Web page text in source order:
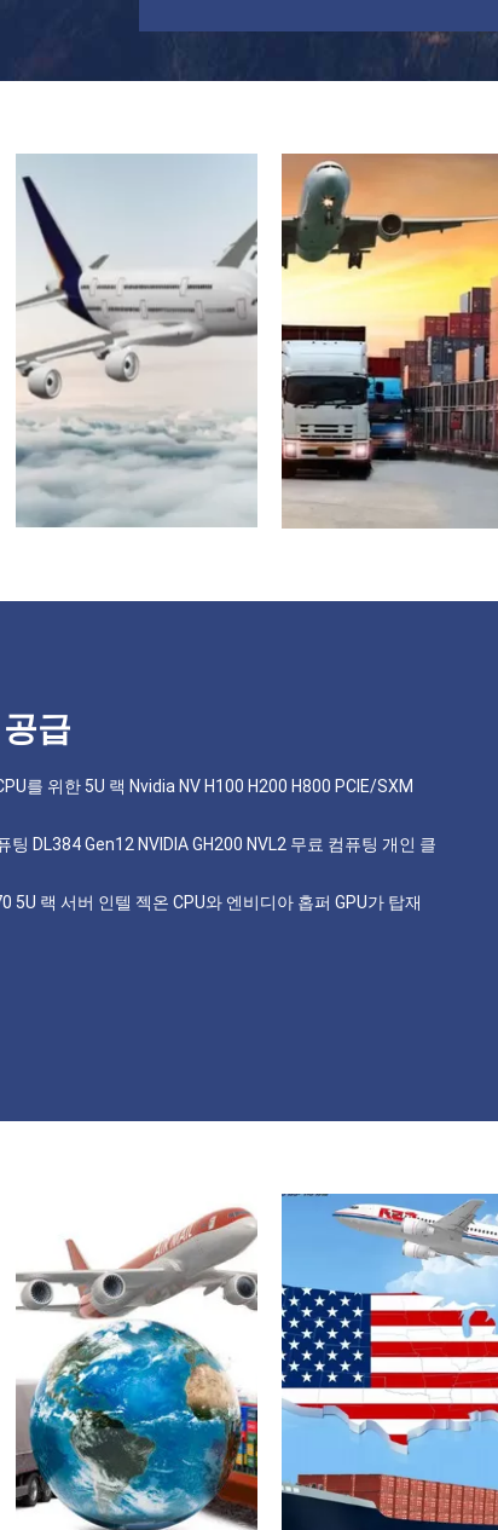
급
를 위한 5U 랙 Nvidia NV H100 H200 H800 PCIE/SXM
DL384 Gen12 NVIDIA GH200 NVL2 무료 컴퓨팅 개인 클
5U 랙 서버 인텔 젝온 CPU와 엔비디아 홉퍼 GPU가 탑재